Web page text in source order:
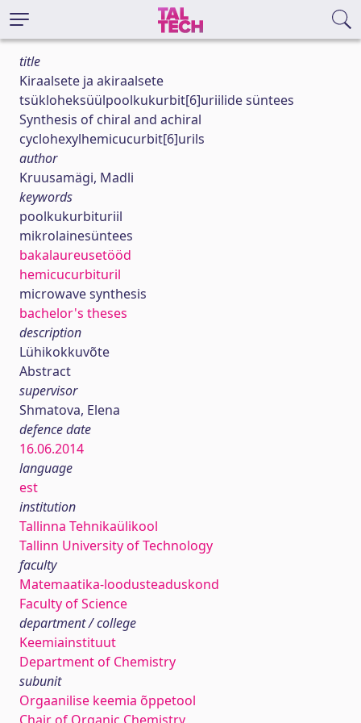
title
Kiraalsete ja akiraalsete
tsükloheksüülpoolkukurbit[6]uriilide süntees
Synthesis of chiral and achiral
cyclohexylhemicucurbit[6]urils
author
Kruusamägi, Madli
keywords
poolkukurbituriil
mikrolainesüntees
bakalaureusetööd
hemicucurbituril
microwave synthesis
bachelor's theses
description
Lühikokkuvõte
Abstract
supervisor
Shmatova, Elena
defence date
16.06.2014
language
est
institution
Tallinna Tehnikaülikool
Tallinn University of Technology
faculty
Matemaatika-loodusteaduskond
Faculty of Science
department / college
Keemiainstituut
Department of Chemistry
subunit
Orgaanilise keemia õppetool